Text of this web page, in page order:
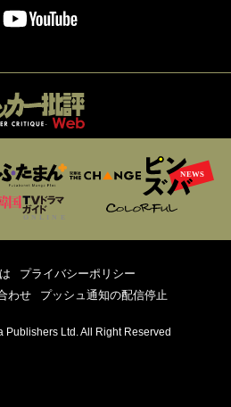
プライバシーポリシー
わせ プッシュ通知の配信停止
Publishers Ltd. All Right Reserved